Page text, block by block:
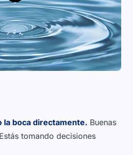
la boca directamente. Buenas
tomando decisiones